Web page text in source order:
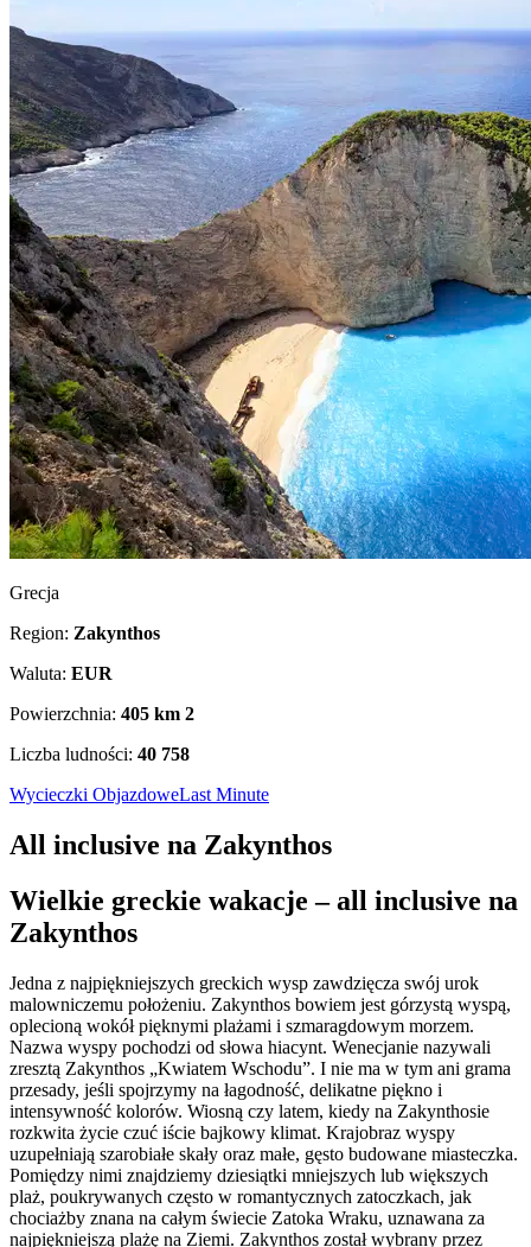
Grecja
Region: Zakynthos
Waluta: EUR
Powierzchnia: 405 km 2
Liczba ludności: 40 758
Wycieczki ObjazdoweLast Minute
All inclusive na Zakynthos
Wielkie greckie wakacje – all inclusive na
Zakynthos
Jedna z najpiękniejszych greckich wysp zawdzięcza swój urok
malowniczemu położeniu. Zakynthos bowiem jest górzystą wyspą,
oplecioną wokół pięknymi plażami i szmaragdowym morzem.
Nazwa wyspy pochodzi od słowa hiacynt. Wenecjanie nazywali
zresztą Zakynthos „Kwiatem Wschodu”. I nie ma w tym ani grama
przesady, jeśli spojrzymy na łagodność, delikatne piękno i
intensywność kolorów. Wiosną czy latem, kiedy na Zakynthosie
rozkwita życie czuć iście bajkowy klimat. Krajobraz wyspy
uzupełniają szarobiałe skały oraz małe, gęsto budowane miasteczka.
Pomiędzy nimi znajdziemy dziesiątki mniejszych lub większych
plaż, poukrywanych często w romantycznych zatoczkach, jak
chociażby znana na całym świecie Zatoka Wraku, uznawana za
najpiękniejszą plażę na Ziemi. Zakynthos został wybrany przez